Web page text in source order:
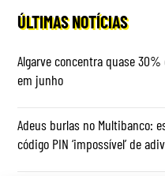
ÚLTIMAS NOTÍCIAS
Algarve concentra quase
em junho
Adeus burlas no Multibanco:
código PIN ‘impossível’ de